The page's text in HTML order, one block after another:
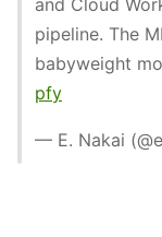
and Cloud
pipeline. The
babyweight
pfy
— E. Nakai